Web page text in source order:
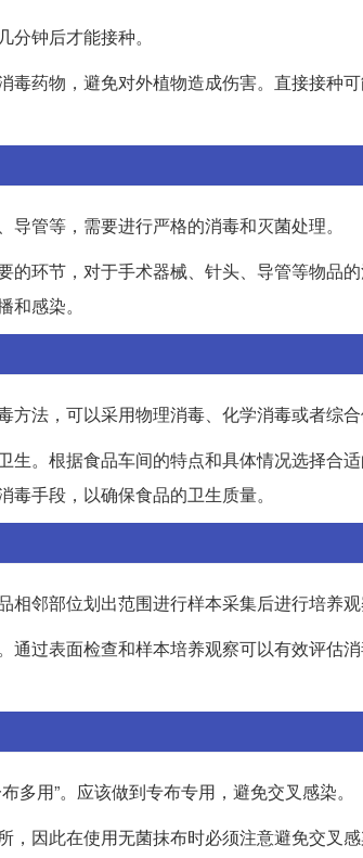
钟后才能接种。
毒药物，避免对外植物造成伤害。直接接种
管等，需要进行严格的消毒和灭菌处理。
的环节，对于手术器械、针头、导管等物品
感染。
法，可以采用物理消毒、化学消毒或者综合
生。根据食品车间的特点和具体情况选择合
手段，以确保食品的卫生质量。
邻部位划出范围进行样本采集后进行培养观
通过表面检查和样本培养观察可以有效评估
多用”。应该做到专布专用，避免交叉感染。
，因此在使用无菌抹布时必须注意避免交叉